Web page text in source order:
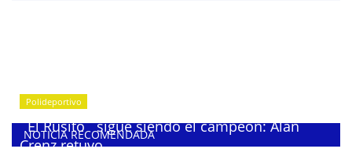
NOTICIA RECOMENDADA
Polideportivo
¨El Rusito¨ sigue siendo el campeón: Alan
Crenz retuvo...